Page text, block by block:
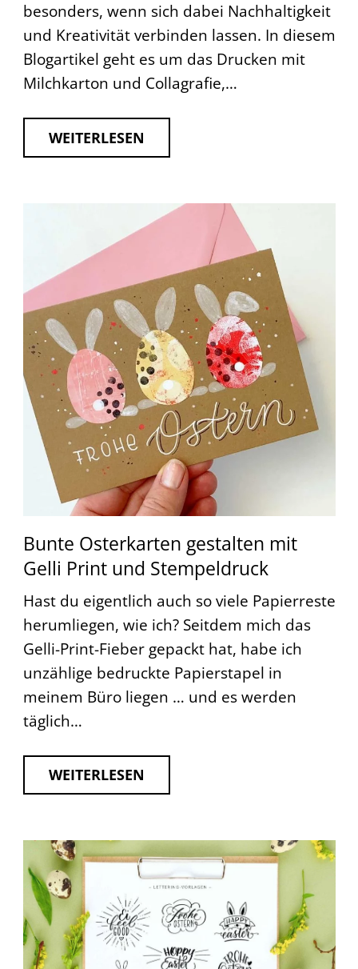
besonders, wenn sich dabei Nachhaltigkeit
und Kreativität verbinden lassen. In diesem
Blogartikel geht es um das Drucken mit
Milchkarton und Collagrafie,…
WEITERLESEN
Bunte Osterkarten gestalten mit
Gelli Print und Stempeldruck
Hast du eigentlich auch so viele Papierreste
herumliegen, wie ich? Seitdem mich das
Gelli-Print-Fieber gepackt hat, habe ich
unzählige bedruckte Papierstapel in
meinem Büro liegen … und es werden
täglich…
WEITERLESEN